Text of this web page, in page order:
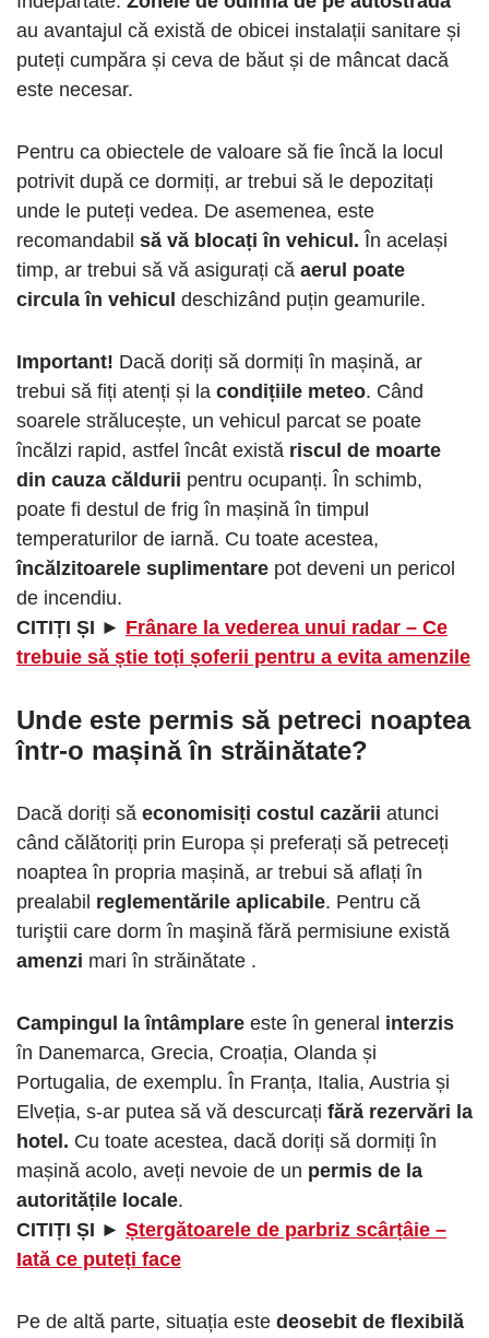
au avantajul că există de obicei instalații sanitare și
puteți cumpăra și ceva de băut și de mâncat dacă
este necesar.
Pentru ca obiectele de valoare să fie încă la locul
potrivit după ce dormiți, ar trebui să le depozitați
unde le puteți vedea. De asemenea, este
recomandabil să vă blocați în vehicul. În același
timp, ar trebui să vă asigurați că aerul poate
circula în vehicul deschizând puțin geamurile.
Important! Dacă doriți să dormiți în mașină, ar
trebui să fiți atenți și la condițiile meteo. Când
soarele strălucește, un vehicul parcat se poate
încălzi rapid, astfel încât există riscul de moarte
din cauza căldurii pentru ocupanți. În schimb,
poate fi destul de frig în mașină în timpul
temperaturilor de iarnă. Cu toate acestea,
încălzitoarele suplimentare pot deveni un pericol
de incendiu.
CITIȚI ȘI ► Frânare la vederea unui radar – Ce
trebuie să știe toți șoferii pentru a evita amenzile
Unde este permis să petreci noaptea
într-o mașină în străinătate?
Dacă doriți să economisiți costul cazării atunci
când călătoriți prin Europa și preferați să petreceți
noaptea în propria mașină, ar trebui să aflați în
prealabil reglementările aplicabile. Pentru că
turiştii care dorm în maşină fără permisiune există
amenzi mari în străinătate .
Campingul la întâmplare este în general interzis
în Danemarca, Grecia, Croația, Olanda și
Portugalia, de exemplu. În Franța, Italia, Austria și
Elveția, s-ar putea să vă descurcați fără rezervări la
hotel. Cu toate acestea, dacă doriți să dormiți în
mașină acolo, aveți nevoie de un permis de la
autoritățile locale.
CITIȚI ȘI ► Ștergătoarele de parbriz scârțâie –
Iată ce puteți face
Pe de altă parte, situația este deosebit de flexibilă